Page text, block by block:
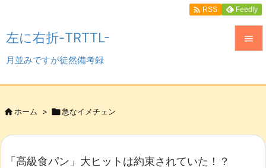
左に右折-TRTTL-
月並みですが徒然備考録

 RSS Feedly
ホーム > 急なイメチェン
「高級食パン」大ヒットは約束されていた！？